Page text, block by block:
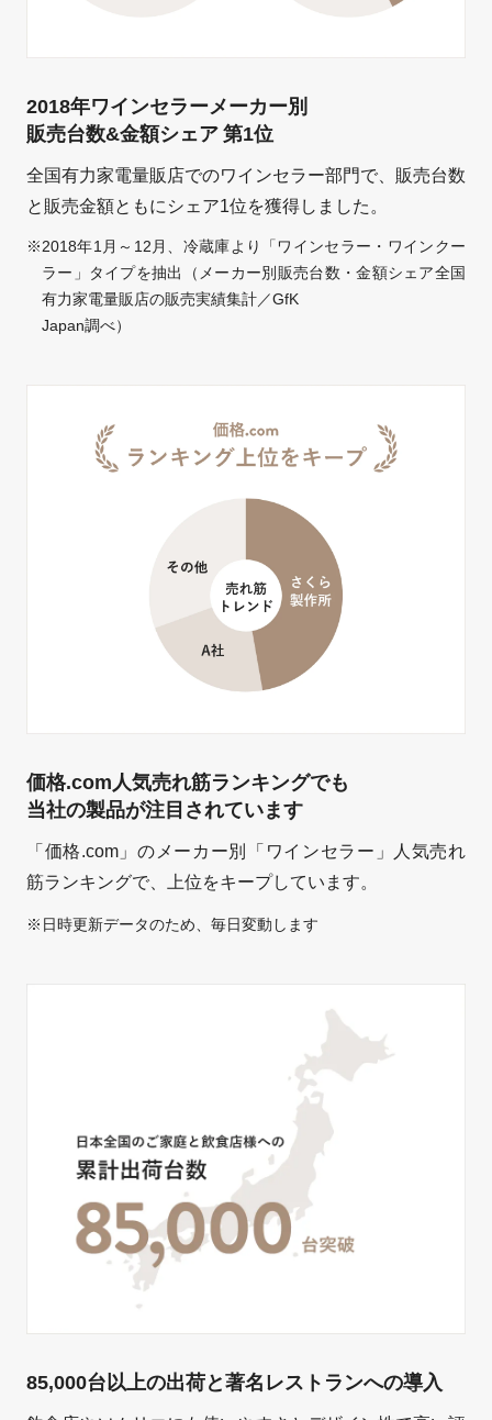
2018年ワインセラーメーカー別
販売台数&金額シェア 第1位
全国有力家電量販店でのワインセラー部門で、販売台数
と販売金額ともにシェア1位を獲得しました。
2018年1月～12月、冷蔵庫より「ワインセラー・ワインクー
ラー」タイプを抽出（メーカー別販売台数・金額シェア全国
有力家電量販店の販売実績集計／GfK
Japan調べ）
価格.com人気売れ筋ランキングでも
当社の製品が注目されています
「価格.com」のメーカー別「ワインセラー」人気売れ
筋ランキングで、上位をキープしています。
日時更新データのため、毎日変動します
85,000台以上の出荷と著名レストランへの導入